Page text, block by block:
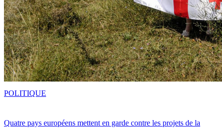
Quatre pays européens mettent en garde contre les projets de la
POLITIQUE